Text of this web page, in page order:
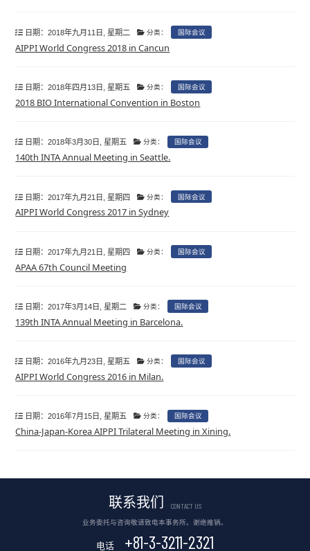
AIPPI World Congress 2018 in Cancun
分类： 国际会议
日期：2018年九月11日, 星期二
2018 BIO International Convention in Boston
分类： 国际会议
日期：2018年四月13日, 星期五
140th INTA Annual Meeting in Seattle.
分类： 国际会议
日期：2018年3月30日, 星期五
AIPPI World Congress 2017 in Sydney
分类： 国际会议
日期：2017年九月21日, 星期四
APAA 67th Council Meeting
分类： 国际会议
日期：2017年九月21日, 星期四
139th INTA Annual Meeting in Barcelona.
分类： 国际会议
日期：2017年3月14日, 星期二
AIPPI World Congress 2016 in Milan.
分类： 国际会议
日期：2016年九月23日, 星期五
China-Japan-Korea AIPPI Trilateral Meeting in Xining.
分类： 国际会议
日期：2016年7月15日, 星期五
联系我们 CONTACT US
业务委托与咨询敬请致电本事务所。谢绝推销。
电话 +81-3-3211-2321